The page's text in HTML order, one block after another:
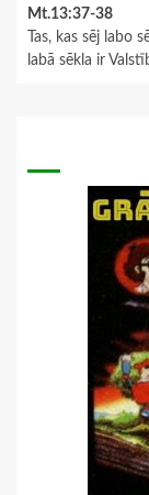
Mt.13:37-38
Tas, kas sēj labo
labā sēkla ir